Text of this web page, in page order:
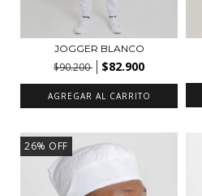
JOGGER BLANCO
$90.200 $82.900
AGREGAR AL CARRITO
26% OFF